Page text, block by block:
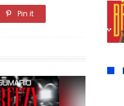
Pin it